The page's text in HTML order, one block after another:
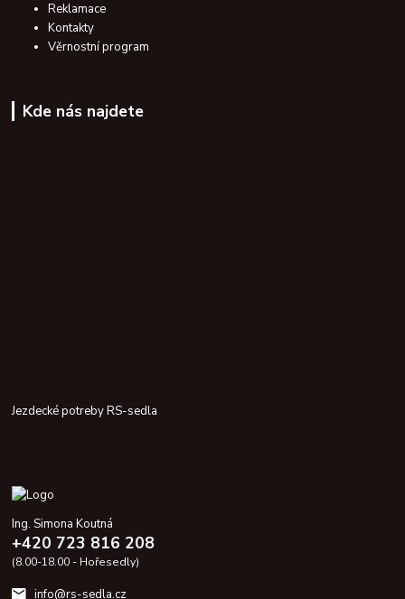
Reklamace
Kontakty
Věrnostní program
Kde nás najdete
Jezdecké potreby RS-sedla
Ing. Simona Koutná
+420 723 816 208
(8.00-18.00 - Hořesedly)
info@rs-sedla.cz